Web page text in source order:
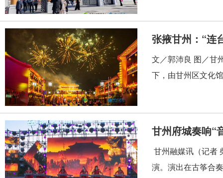
张掖甘州：“连
文／郭沛良 图／甘
下，由甘州区文化
甘州府城奏响“
甘州融媒讯（记者
演。演出在古筝合